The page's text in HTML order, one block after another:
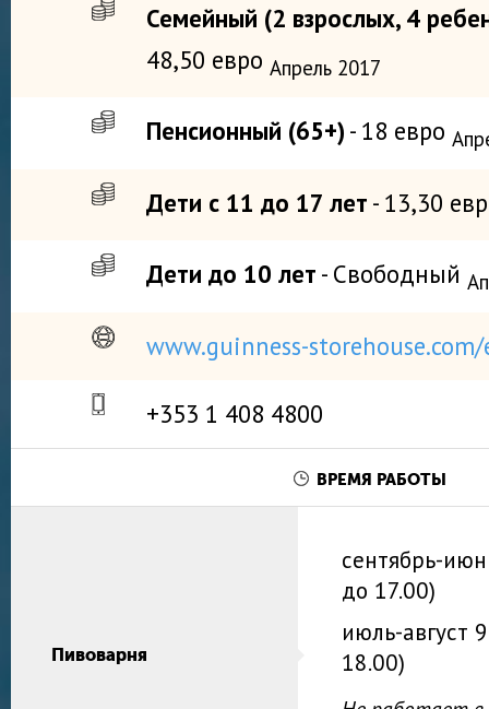
Семейный (2 взрослых, 4
48,50 евро Апрель 2017
Пенсионный (65+) - 18 евро
Дети с 11 до 17 лет - 13,30
Дети до 10 лет - Свободный
www.guinness-
+353 1 408 4800
ВРЕМЯ РАБОТЫ
Пивоварня
сентябрь-
до 17.00)
июль-август
18.00)